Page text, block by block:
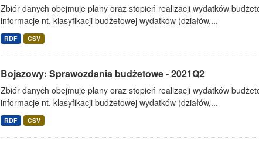
Zbiór danych obejmuje plany oraz stopień realizacji wydatków
informacje nt. klasyfikacji budżetowej wydatków (działów,...
RDF CSV
Bojszowy: Sprawozdania budżetowe - 2021Q2
Zbiór danych obejmuje plany oraz stopień realizacji wydatków
informacje nt. klasyfikacji budżetowej wydatków (działów,...
RDF CSV